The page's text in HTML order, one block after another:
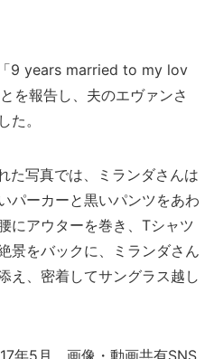
9 years married to my lov
を報告し、夫のエヴァンさ
た。
た写真では、ミランダさんは
パーカーと黒いパンツをあわ
にアウターを巻き、Tシャツ
景をバックに、ミランダさん
え、密着してサングラス越し
年5月、画像・動画共有SNS